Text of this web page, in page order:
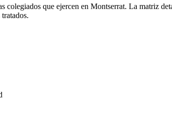
colegiados que ejercen en Montserrat. La matriz